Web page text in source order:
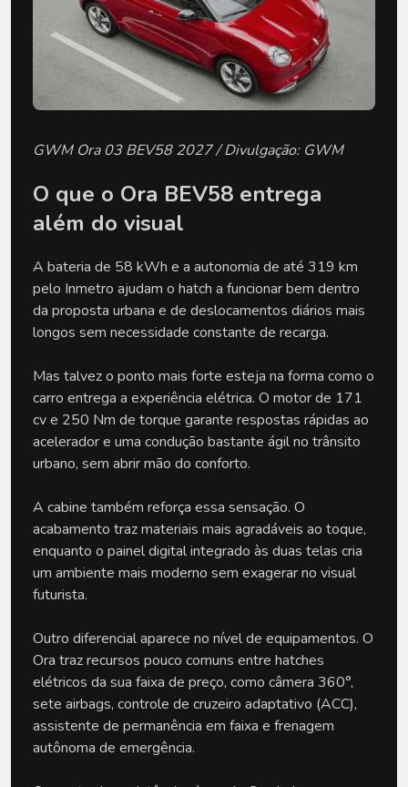
GWM Ora 03 BEV58 2027 / Divulgação: GWM
O que o Ora BEV58 entrega
além do visual
A bateria de 58 kWh e a autonomia de até 319 km
pelo Inmetro ajudam o hatch a funcionar bem dentro
da proposta urbana e de deslocamentos diários mais
longos sem necessidade constante de recarga.
Mas talvez o ponto mais forte esteja na forma como o
carro entrega a experiência elétrica. O motor de 171
cv e 250 Nm de torque garante respostas rápidas ao
acelerador e uma condução bastante ágil no trânsito
urbano, sem abrir mão do conforto.
A cabine também reforça essa sensação. O
acabamento traz materiais mais agradáveis ao toque,
enquanto o painel digital integrado às duas telas cria
um ambiente mais moderno sem exagerar no visual
futurista.
Outro diferencial aparece no nível de equipamentos. O
Ora traz recursos pouco comuns entre hatches
elétricos da sua faixa de preço, como câmera 360°,
sete airbags, controle de cruzeiro adaptativo (ACC),
assistente de permanência em faixa e frenagem
autônoma de emergência.